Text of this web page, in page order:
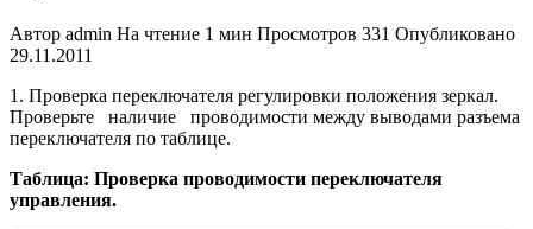
Автор admin На чтение 1 мин Просмотров 331 Опубликовано
29.11.2011
1. Проверка переключателя регули­ровки положения зеркал.
Проверьте наличие проводимости между выводами разъема
переключа­теля по таблице.
Таблица: Проверка проводимости переключателя
управления.